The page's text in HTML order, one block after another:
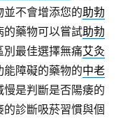
並不會增添您的助勃
的藥物可以嘗試助勃
別最佳選擇無痛艾灸
障礙的藥物的中老
是判斷是否陽痿的
的診斷吸菸習慣與個